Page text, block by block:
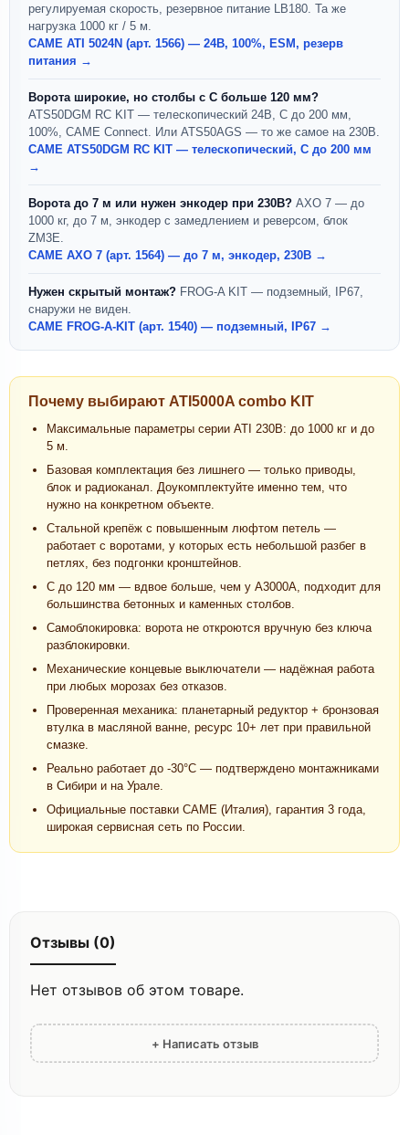
регулируемая скорость, резервное питание LB180. Та же
нагрузка 1000 кг / 5 м.
CAME ATI 5024N (арт. 1566) — 24В, 100%, ESM, резерв
питания →
Ворота широкие, но столбы с С больше 120 мм?
ATS50DGM RC KIT — телескопический 24В, С до 200 мм,
100%, CAME Connect. Или ATS50AGS — то же самое на 230В.
CAME ATS50DGM RC KIT — телескопический, С до 200 мм
→
Ворота до 7 м или нужен энкодер при 230В? AXO 7 — до
1000 кг, до 7 м, энкодер с замедлением и реверсом, блок
ZM3E.
CAME AXO 7 (арт. 1564) — до 7 м, энкодер, 230В →
Нужен скрытый монтаж? FROG-A KIT — подземный, IP67,
снаружи не виден.
CAME FROG-A-KIT (арт. 1540) — подземный, IP67 →
Почему выбирают ATI5000A combo KIT
Максимальные параметры серии ATI 230В: до 1000 кг и до
5 м.
Базовая комплектация без лишнего — только приводы,
блок и радиоканал. Доукомплектуйте именно тем, что
нужно на конкретном объекте.
Стальной крепёж с повышенным люфтом петель —
работает с воротами, у которых есть небольшой разбег в
петлях, без подгонки кронштейнов.
С до 120 мм — вдвое больше, чем у A3000A, подходит для
большинства бетонных и каменных столбов.
Самоблокировка: ворота не откроются вручную без ключа
разблокировки.
Механические концевые выключатели — надёжная работа
при любых морозах без отказов.
Проверенная механика: планетарный редуктор + бронзовая
втулка в масляной ванне, ресурс 10+ лет при правильной
смазке.
Реально работает до -30°C — подтверждено монтажниками
в Сибири и на Урале.
Официальные поставки CAME (Италия), гарантия 3 года,
широкая сервисная сеть по России.
Отзывы (0)
Нет отзывов об этом товаре.
+ Написать отзыв